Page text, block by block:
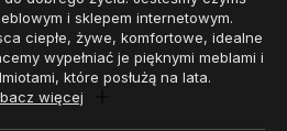
i sklepem internetowym.
ciepłe, żywe, komfortowe, idealne
wypełniać je pięknymi meblami i
które posłużą na lata.
więcej